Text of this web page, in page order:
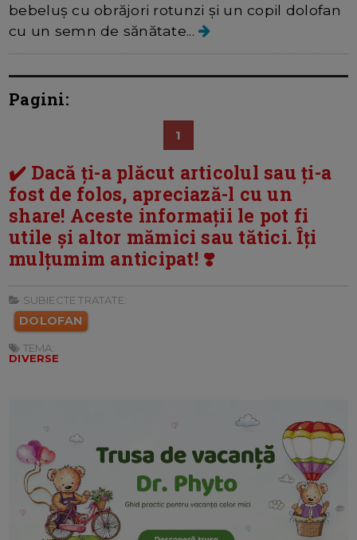
bebeluș cu obrăjori rotunzi și un copil dolofan
cu un semn de sănătate...
Pagini:
1
✔️ Dacă ți-a plăcut articolul sau ți-a
fost de folos, apreciază-l cu un
share! Aceste informații le pot fi
utile și altor mămici sau tătici. Îți
mulțumim anticipat! ❣️
SUBIECTE TRATATE:
DOLOFAN
TEMA:
DIVERSE